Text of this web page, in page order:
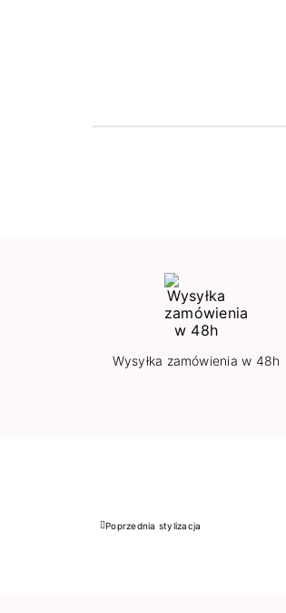
Wysyłka zamówienia w 48h
Poprzedni
Poprzednia stylizacja